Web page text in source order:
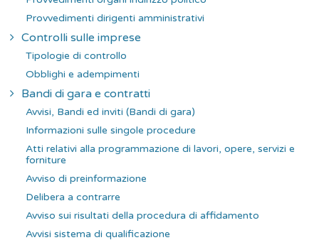
Provvedimenti dirigenti amministrativi
Controlli sulle imprese
Tipologie di controllo
Obblighi e adempimenti
Bandi di gara e contratti
Avvisi, Bandi ed inviti (Bandi di gara)
Informazioni sulle singole procedure
Atti relativi alla programmazione di lavori, opere, servizi e
forniture
Avviso di preinformazione
Delibera a contrarre
Avviso sui risultati della procedura di affidamento
Avvisi sistema di qualificazione